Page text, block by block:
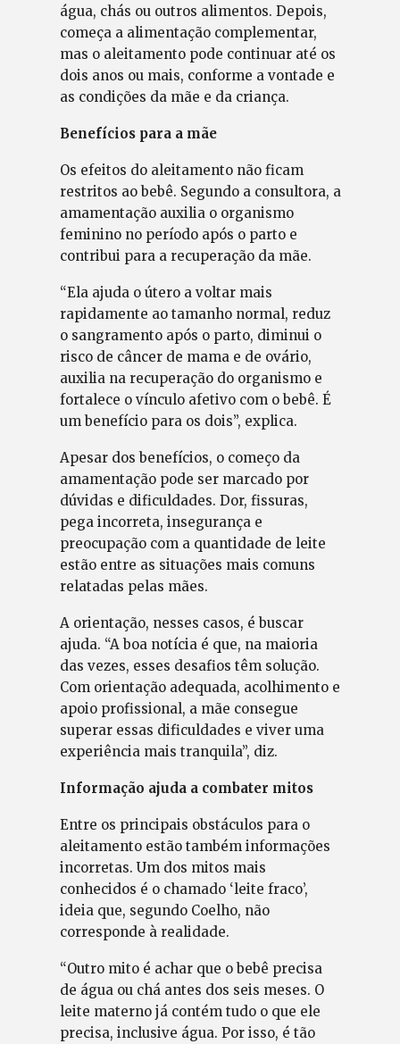
água, chás ou outros alimentos. Depois,
começa a alimentação complementar,
mas o aleitamento pode continuar até os
dois anos ou mais, conforme a vontade e
as condições da mãe e da criança.
Benefícios para a mãe
Os efeitos do aleitamento não ficam
restritos ao bebê. Segundo a consultora, a
amamentação auxilia o organismo
feminino no período após o parto e
contribui para a recuperação da mãe.
“Ela ajuda o útero a voltar mais
rapidamente ao tamanho normal, reduz
o sangramento após o parto, diminui o
risco de câncer de mama e de ovário,
auxilia na recuperação do organismo e
fortalece o vínculo afetivo com o bebê. É
um benefício para os dois”, explica.
Apesar dos benefícios, o começo da
amamentação pode ser marcado por
dúvidas e dificuldades. Dor, fissuras,
pega incorreta, insegurança e
preocupação com a quantidade de leite
estão entre as situações mais comuns
relatadas pelas mães.
A orientação, nesses casos, é buscar
ajuda. “A boa notícia é que, na maioria
das vezes, esses desafios têm solução.
Com orientação adequada, acolhimento e
apoio profissional, a mãe consegue
superar essas dificuldades e viver uma
experiência mais tranquila”, diz.
Informação ajuda a combater mitos
Entre os principais obstáculos para o
aleitamento estão também informações
incorretas. Um dos mitos mais
conhecidos é o chamado ‘leite fraco’,
ideia que, segundo Coelho, não
corresponde à realidade.
“Outro mito é achar que o bebê precisa
de água ou chá antes dos seis meses. O
leite materno já contém tudo o que ele
precisa, inclusive água. Por isso, é tão